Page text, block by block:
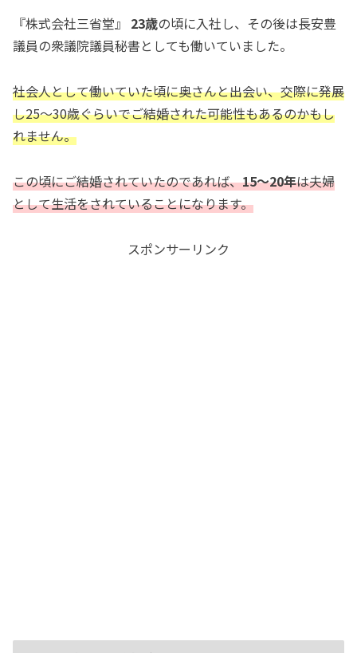
『株式会社三省堂』 23歳の頃に入社し、その後は長安豊
議員の衆議院議員秘書としても働いていました。
社会人として働いていた頃に奥さんと出会い、交際に発展
し25〜30歳ぐらいでご結婚された可能性もあるのかもし
れません。
この頃にご結婚されていたのであれば、15〜20年は夫婦
として生活をされていることになります。
スポンサーリンク